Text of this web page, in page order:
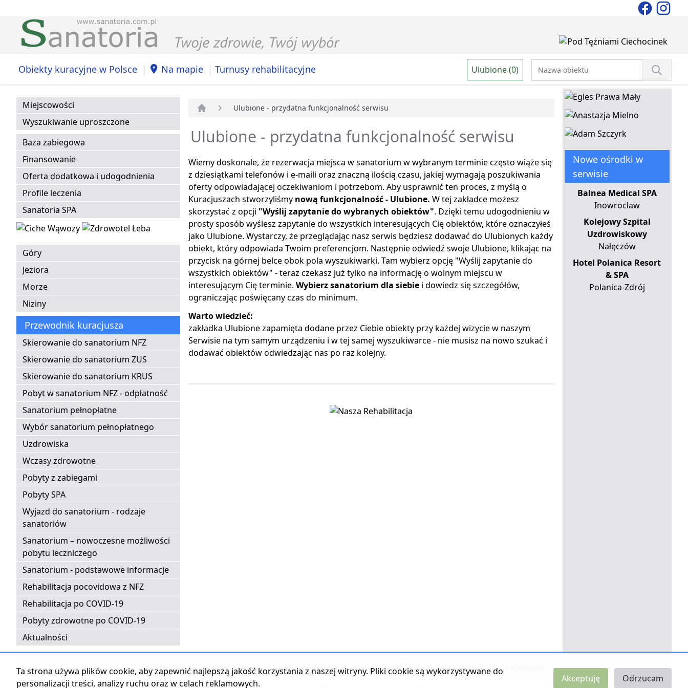
Obiekty kuracyjne w Polsce | Na mapie | Turnusy rehabilitacyjne Ulubione (0)
Miejscowości
Wyszukiwanie uproszczone
Baza zabiegowa
Finansowanie
Oferta dodatkowa i udogodnienia
Profile leczenia
Sanatoria SPA
Góry
Jeziora
Morze
Niziny
Przewodnik kuracjusza
Skierowanie do sanatorium NFZ
Skierowanie do sanatorium ZUS
Skierowanie do sanatorium KRUS
Pobyt w sanatorium NFZ - odpłatność
Sanatorium pełnopłatne
Wybór sanatorium pełnopłatnego
Uzdrowiska
Wczasy zdrowotne
Pobyty z zabiegami
Pobyty SPA
Wyjazd do sanatorium - rodzaje
sanatoriów
Sanatorium – nowoczesne możliwości
pobytu leczniczego
Sanatorium - podstawowe informacje
Rehabilitacja pocovidowa z NFZ
Rehabilitacja po COVID-19
Pobyty zdrowotne po COVID-19
Aktualności
Ulubione - przydatna funkcjonalność serwisu
Ulubione - przydatna funkcjonalność serwisu
Wiemy doskonale, że rezerwacja miejsca w sanatorium w wybranym terminie często wiąże się
z dziesiątkami telefonów i e-maili oraz znaczną ilością czasu, jakiej wymagają poszukiwania
oferty odpowiadającej oczekiwaniom i potrzebom. Aby usprawnić ten proces, z myślą o
Kuracjuszach stworzyliśmy nową funkcjonalność - Ulubione. W tej zakładce możesz
skorzystać z opcji "Wyślij zapytanie do wybranych obiektów". Dzięki temu udogodnieniu w
prosty sposób wyślesz zapytanie do wszystkich interesujących Cię obiektów, które oznaczyłeś
jako Ulubione. Wystarczy, że przeglądając nasz serwis będziesz dodawać do Ulubionych każdy
obiekt, który odpowiada Twoim preferencjom. Następnie odwiedź swoje Ulubione, klikając na
przycisk na górnej belce obok pola wyszukiwarki. Tam wybierz opcję "Wyślij zapytanie do
wszystkich obiektów" - teraz czekasz już tylko na informację o wolnym miejscu w
interesującym Cię terminie. Wybierz sanatorium dla siebie i dowiedz się szczegółów,
ograniczając poświęcany czas do minimum.
Warto wiedzieć:
zakładka Ulubione zapamięta dodane przez Ciebie obiekty przy każdej wizycie w naszym
Serwisie na tym samym urządzeniu i w tej samej wyszukiwarce - nie musisz na nowo szukać i
dodawać obiektów odwiedzając nas po raz kolejny.
Nowe ośrodki w
serwisie
Balnea Medical SPA
Inowrocław
Kolejowy Szpital
Uzdrowiskowy
Nałęczów
Hotel Polanica Resort
& SPA
Polanica-Zdrój
Strona główna | Kontakt z serwisem | Reklama w serwisie | Regulamin serwisu | Polityka prywatności |
Ta strona używa plików cookie, aby zapewnić najlepszą jakość korzystania z naszej witryny. Pliki cookie są wykorzystywane do
personalizacji treści, analizy ruchu oraz w celach reklamowych.
Akceptuję Odrzucam